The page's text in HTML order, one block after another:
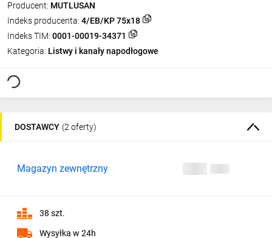
Producent: MUTLUSAN
Indeks producenta: 4/EB/KP 75x18
Indeks TIM: 0001-00019-34371
Kategoria: Listwy i kanały napodłogowe
DOSTAWCY (2 oferty)
Magazyn zewnętrzny
38 szt.
Wysyłka w 24h